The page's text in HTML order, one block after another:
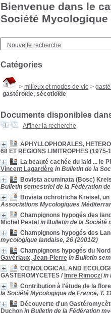
Bienvenue dans le
Société Mycologique
Nouvelle recherche
Catégories
> milieux et modes de vie >
gastéroïde, sécotioïde
Documents disponibles
Affiner la recherche
APHYLLOPHORALES,
68 ET REGIONS LIMITROPHES (1975-
La beauté cachée du laid ... le
Vincent Lagardère in Bulletin de la
Bovista acuminata (Bosc)
Bulletin semestriel de la Fédération
Bovista ochrotricha Kreisel,
Associations Mycologiques
Champignons hypogés des
Michel Pestel in Bulletin de la Société
Champignons hypogés des
mycologique landaise, 26 (2001/2)
Champignons hypogés du
Gavériaux, Jean-Pierre in Bulletin
CŒNOLOGICAL AND
GASTEROMYCETES/ Imre Rimoczi in
Contribution à l'étude de la
la Société Mycologique de France, T.
Découverte d'un
Duchon in Bulletin de la Fédération